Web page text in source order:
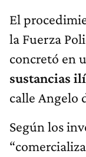
El
la Fuerza
concretó en
sustancias
calle Angelo
Según los